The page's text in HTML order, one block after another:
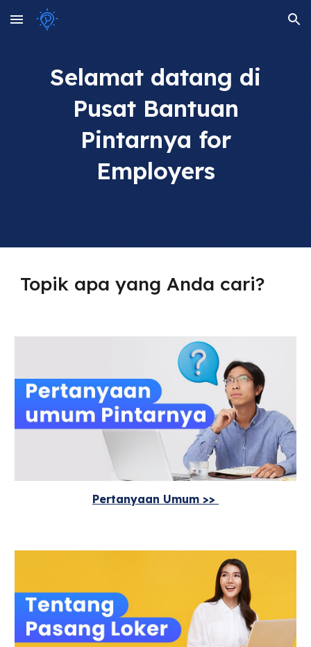
Skip to main content Skip to navigation
Selamat datang di
Pusat Bantuan
Pintarnya for
Employers
Topik apa yang Anda cari?
Pertanyaan Umum >>